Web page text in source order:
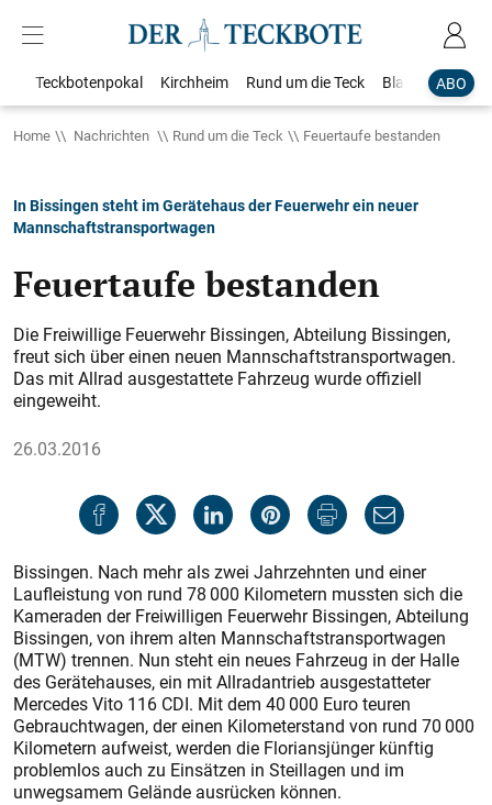
ABO
Teckbotenpokal Kirchheim Rund um die Teck Blaulicht
Home Nachrichten Rund um die Teck Feuertaufe bestanden
In Bissingen steht im Gerätehaus der Feuerwehr ein neuer
Mannschaftstransportwagen
Feuertaufe bestanden
Die Freiwillige Feuerwehr Bissingen, Abteilung Bissingen,
freut sich über einen neuen Mannschaftstransportwagen.
Das mit Allrad ausgestattete Fahrzeug wurde offiziell
eingeweiht.
26.03.2016
Bissingen. Nach mehr als zwei Jahrzehnten und einer
Laufleistung von rund 78 000 Kilometern mussten sich die
Kameraden der Freiwilligen Feuerwehr Bissingen, Abteilung
Bissingen, von ihrem alten Mannschaftstransportwagen
(MTW) trennen. Nun steht ein neues Fahrzeug in der Halle
des Gerätehauses, ein mit Allradantrieb ausgestatteter
Mercedes Vito 116 CDI. Mit dem 40 000 Euro teuren
Gebrauchtwagen, der einen Kilometerstand von rund 70 000
Kilometern aufweist, werden die Floriansjünger künftig
problemlos auch zu Einsätzen in Steillagen und im
unwegsamem Gelände ausrücken können.